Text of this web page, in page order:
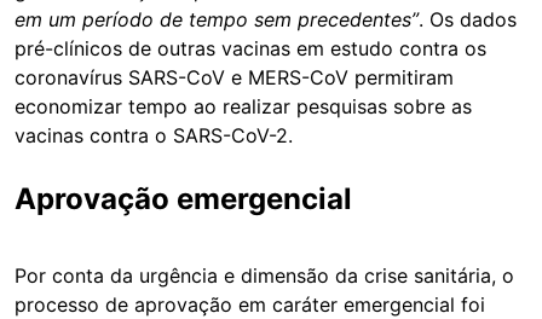
em um período de tempo sem precedentes”. Os dados
pré-clínicos de outras vacinas em estudo contra os
coronavírus SARS-CoV e MERS-CoV permitiram
economizar tempo ao realizar pesquisas sobre as
vacinas contra o SARS-CoV-2.
Aprovação emergencial
Por conta da urgência e dimensão da crise sanitária, o
processo de aprovação em caráter emergencial foi